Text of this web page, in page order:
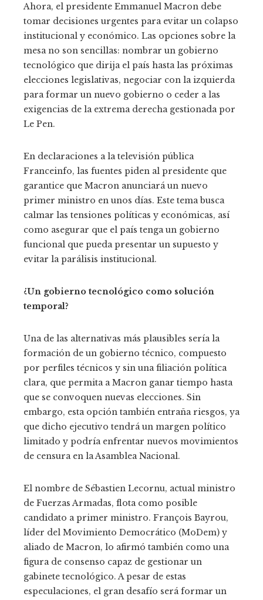
Ahora, el presidente Emmanuel Macron debe
tomar decisiones urgentes para evitar un colapso
institucional y económico. Las opciones sobre la
mesa no son sencillas: nombrar un gobierno
tecnológico que dirija el país hasta las próximas
elecciones legislativas, negociar con la izquierda
para formar un nuevo gobierno o ceder a las
exigencias de la extrema derecha gestionada por
Le Pen.
En declaraciones a la televisión pública
Franceinfo, las fuentes piden al presidente que
garantice que Macron anunciará un nuevo
primer ministro en unos días. Este tema busca
calmar las tensiones políticas y económicas, así
como asegurar que el país tenga un gobierno
funcional que pueda presentar un supuesto y
evitar la parálisis institucional.
¿Un gobierno tecnológico como solución
temporal?
Una de las alternativas más plausibles sería la
formación de un gobierno técnico, compuesto
por perfiles técnicos y sin una filiación política
clara, que permita a Macron ganar tiempo hasta
que se convoquen nuevas elecciones. Sin
embargo, esta opción también entraña riesgos, ya
que dicho ejecutivo tendrá un margen político
limitado y podría enfrentar nuevos movimientos
de censura en la Asamblea Nacional.
El nombre de Sébastien Lecornu, actual ministro
de Fuerzas Armadas, flota como posible
candidato a primer ministro. François Bayrou,
líder del Movimiento Democrático (MoDem) y
aliado de Macron, lo afirmó también como una
figura de consenso capaz de gestionar un
gabinete tecnológico. A pesar de estas
especulaciones, el gran desafío será formar un